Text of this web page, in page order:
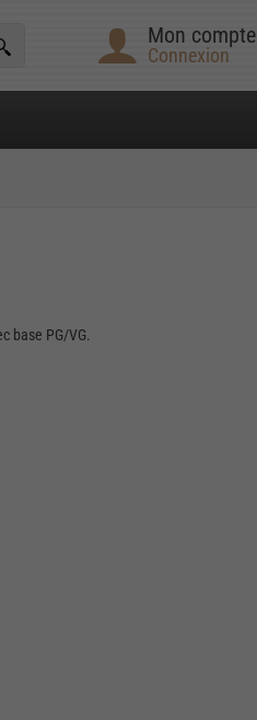
Mon compte
Connexion
base PG/VG.